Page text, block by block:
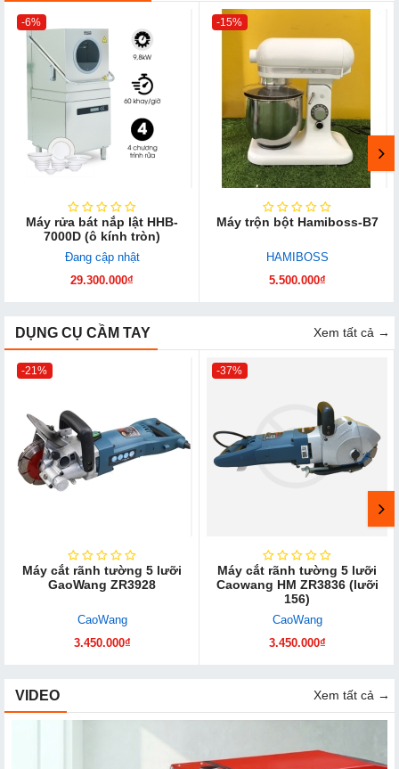
-6%
Máy rửa bát nắp lật HHB-
7000D (ô kính tròn)
Đang cập nhật
29.300.000₫
-15%
Máy trộn bột Hamiboss-B7
HAMIBOSS
5.500.000₫
DỤNG CỤ CẦM TAY Xem tất cả →
-21%
Máy cắt rãnh tường 5 lưỡi
GaoWang ZR3928
CaoWang
3.450.000₫
-37%
Máy cắt rãnh tường 5 lưỡi
Caowang HM ZR3836 (lưỡi
156)
CaoWang
3.450.000₫
VIDEO Xem tất cả →